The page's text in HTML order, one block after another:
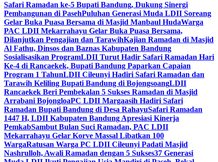
Safari Ramadan ke-5 Bupati Bandung, Dukung Sinergi
Pembangunan di PasehPuluhan Generasi Muda LDII Soreang
Gelar Buka Puasa Bersama di Masjid Manbaul HudaWarga
PAC LDII Mekarrahayu Gelar Buka Puasa Bersama,
Dilanjutkan Pengajian dan TarawihKajian Ramadan di Masjid
Al Fathu, Dinsos dan Baznas Kabupaten Bandung
Sosialisasikan ProgramLDII Turut Hadir Safari Ramadan Hari
Ke-4 di Rancaekek, Bupati Bandung Paparkan Capaian
Program 1 TahunLDII Cileunyi Hadiri Safari Ramadan dan
Tarawih Keliling Bupati Bandung di BojongsoangLDII
Rancaekek Beri Pembekalan 5 Sukses Ramadan di Masjid
Arrabani BojongloaPC LDII Margaasih Hadiri Safari
Ramadan Bupati Bandung di Desa RahayuSafari Ramadan
1447 H, LDII Kabupaten Bandung Apresiasi Kinerja
PemkabSambut Bulan Suci Ramadan, PAC LDII
Mekarrahayu Gelar Korve Massal Libatkan 100
WargaRatusan Warga PC LDII Cileunyi Padati Masjid
Nashrulloh, Awali Ramadan dengan 5 Sukses37 Generasi